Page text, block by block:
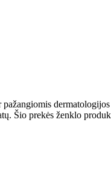
Šio prekės ženklo